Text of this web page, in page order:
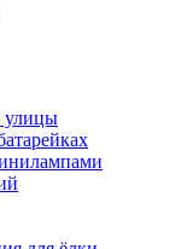
улицы